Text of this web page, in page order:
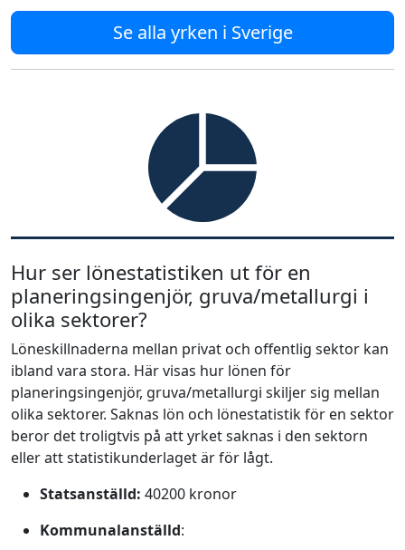
Se alla yrken i Sverige
Hur ser lönestatistiken ut för en
planeringsingenjör, gruva/metallurgi i
olika sektorer?
Löneskillnaderna mellan privat och offentlig sektor kan
ibland vara stora. Här visas hur lönen för
planeringsingenjör, gruva/metallurgi skiljer sig mellan
olika sektorer. Saknas lön och lönestatistik för en sektor
beror det troligtvis på att yrket saknas i den sektorn
eller att statistikunderlaget är för lågt.
Statsanställd: 40200 kronor
Kommunalanställd: